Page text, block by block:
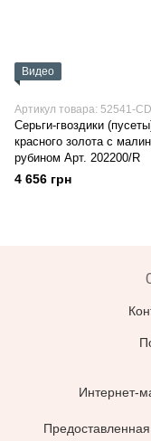
Видео
Артикул товара: 52541-CD
Серьги-гвоздики
красного золота с
рубином Арт. 202200/R
4 656 грн
Интернет-